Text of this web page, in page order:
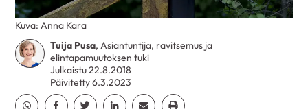
Tuija Pusa, Asiantuntija, ravitsemus ja
elintapamuutoksen tuki
Julkaistu 22.8.2018
Päivitetty 6.3.2023
Jaa Whatsapp
Jaa Facebook
Jaa TwitterJaa Linkedin
Jaa EmailJaa Print
Kuva: Anna Kara